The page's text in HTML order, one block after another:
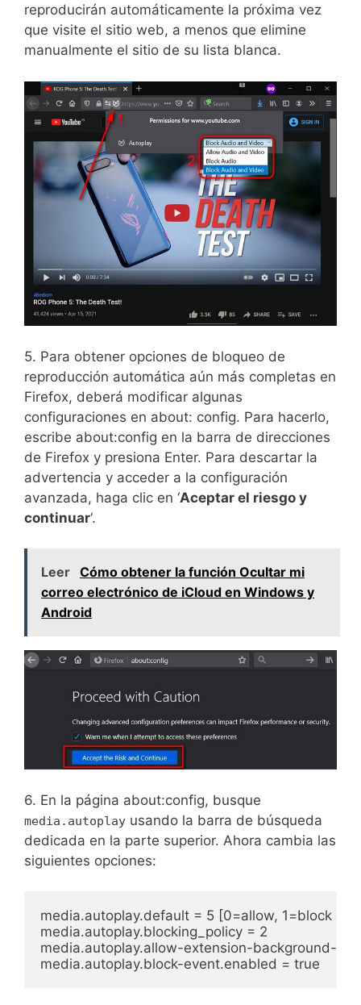
reproducirán automáticamente la próxima vez
que visite el sitio web, a menos que elimine
manualmente el sitio de su lista blanca.
5. Para obtener opciones de bloqueo de
reproducción automática aún más completas en
Firefox, deberá modificar algunas
configuraciones en about: config. Para hacerlo,
escribe about:config en la barra de direcciones
de Firefox y presiona Enter. Para descartar la
advertencia y acceder a la configuración
avanzada, haga clic en ‘Aceptar el riesgo y
continuar‘.
Leer Cómo obtener la función Ocultar mi
correo electrónico de iCloud en Windows y
Android
6. En la página about:config, busque
media.autoplay usando la barra de búsqueda
dedicada en la parte superior. Ahora cambia las
siguientes opciones:
media.autoplay.default = 5 [0=allow, 1=block
media.autoplay.blocking_policy = 2
media.autoplay.allow-extension-background-
media.autoplay.block-event.enabled = true